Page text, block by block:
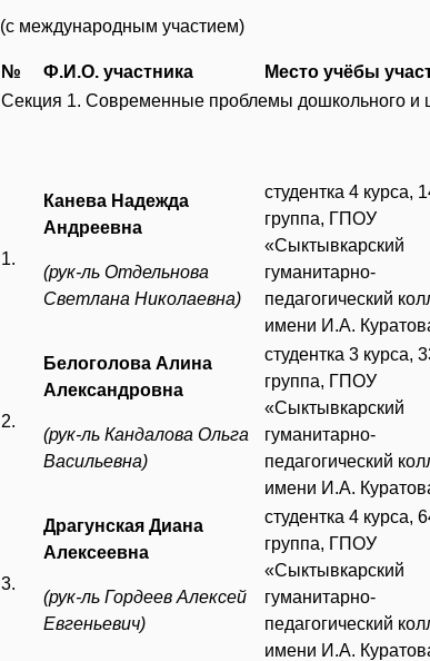
(с международным участием)
№ Ф.И.О. участника Место учёбы
Секция 1. Современные проблемы дошкольного и
1.
Канева Надежда
Андреевна
(рук-ль Отдельнова
Светлана Николаевна)
студентка 4 курса,
группа, ГПОУ
«Сыктывкарский
гуманитарно-
педагогический
имени И.А.
2.
Белоголова Алина
Александровна
(рук-ль Кандалова Ольга
Васильевна)
студентка 3 курса,
группа, ГПОУ
«Сыктывкарский
гуманитарно-
педагогический
имени И.А.
3.
Драгунская Диана
Алексеевна
(рук-ль Гордеев Алексей
Евгеньевич)
студентка 4 курса,
группа, ГПОУ
«Сыктывкарский
гуманитарно-
педагогический
имени И.А.